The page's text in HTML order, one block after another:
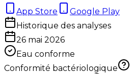
App Store
Google Play
Historique des analyses
26 mai 2026
Eau conforme
Conformité bactériologique